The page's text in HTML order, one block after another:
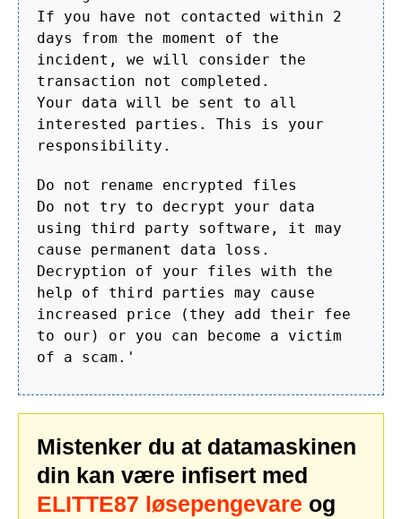
If you have not contacted within 2
days from the moment of the
incident, we will consider the
transaction not completed.
Your data will be sent to all
interested parties. This is your
responsibility.
Do not rename encrypted files
Do not try to decrypt your data
using third party software, it may
cause permanent data loss.
Decryption of your files with the
help of third parties may cause
increased price (they add their fee
to our) or you can become a victim
of a scam.'
Mistenker du at datamaskinen
din kan være infisert med
ELITTE87 løsepengevare og